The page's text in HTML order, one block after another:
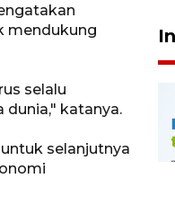
mendukung
selalu
katanya.
selanjutnya